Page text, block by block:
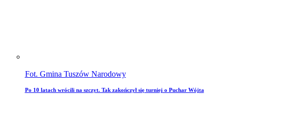
Fot. Gmina Tuszów Narodowy
Po 10 latach wrócili na szczyt. Tak zakończył się turniej o Puchar Wójta